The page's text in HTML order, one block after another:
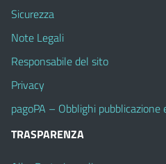
Sicurezza
Note Legali
Responsabile del sito
Privacy
pagoPA – Obblighi
TRASPARENZA